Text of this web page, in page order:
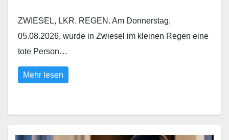
ZWIESEL, LKR. REGEN. Am Donnerstag,
05.08.2026, wurde in Zwiesel im kleinen Regen eine
tote Person…
Mehr lesen